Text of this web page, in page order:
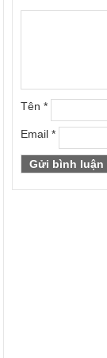
Tên*
Email*